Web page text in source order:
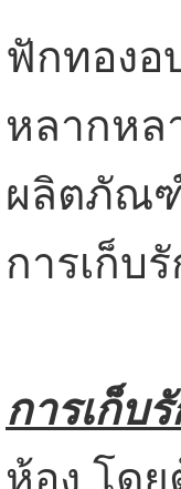
ฟักทองอ
หลากหล
ผลิตภัณฑ์
การเก็บ
การเก็บ
ห้อง โด